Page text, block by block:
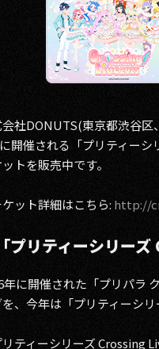
社DONUTS(東京都渋谷区
開催される「プリティー
トを販売中です。
ット詳細はこちら: http://
プリティーシリー
年に開催された「プリパラ
、今年は「プリティーシ
リティーシリーズ Crossing